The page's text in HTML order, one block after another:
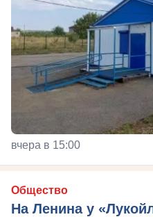
вчера в 15:00
Общество
На Ленина у